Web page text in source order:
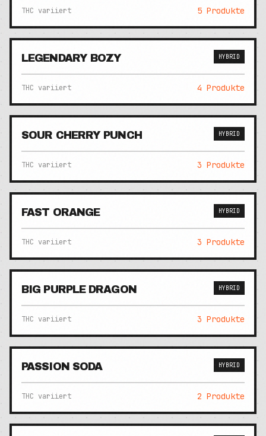
THC variiert 5 Produkte
LEGENDARY BOZY HYBRID
THC variiert 4 Produkte
SOUR CHERRY PUNCH HYBRID
THC variiert 3 Produkte
FAST ORANGE HYBRID
THC variiert 3 Produkte
BIG PURPLE DRAGON HYBRID
THC variiert 3 Produkte
PASSION SODA HYBRID
THC variiert 2 Produkte